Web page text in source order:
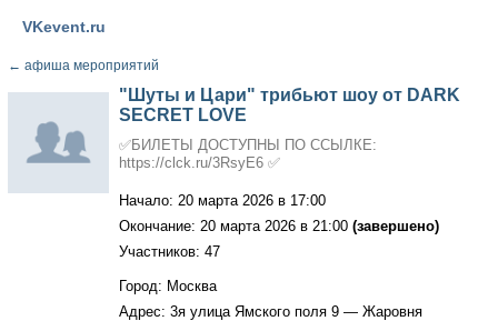
VKevent.ru
← афиша мероприятий
"Шуты и Цари" трибьют шоу от DARK
SECRET LOVE
✅БИЛЕТЫ ДОСТУПНЫ ПО ССЫЛКЕ:
https://clck.ru/3RsyE6 ✅
Начало: 20 марта 2026 в 17:00
Окончание: 20 марта 2026 в 21:00 (завершено)
Участников: 47
Город: Москва
Адрес: 3я улица Ямского поля 9 — Жаровня